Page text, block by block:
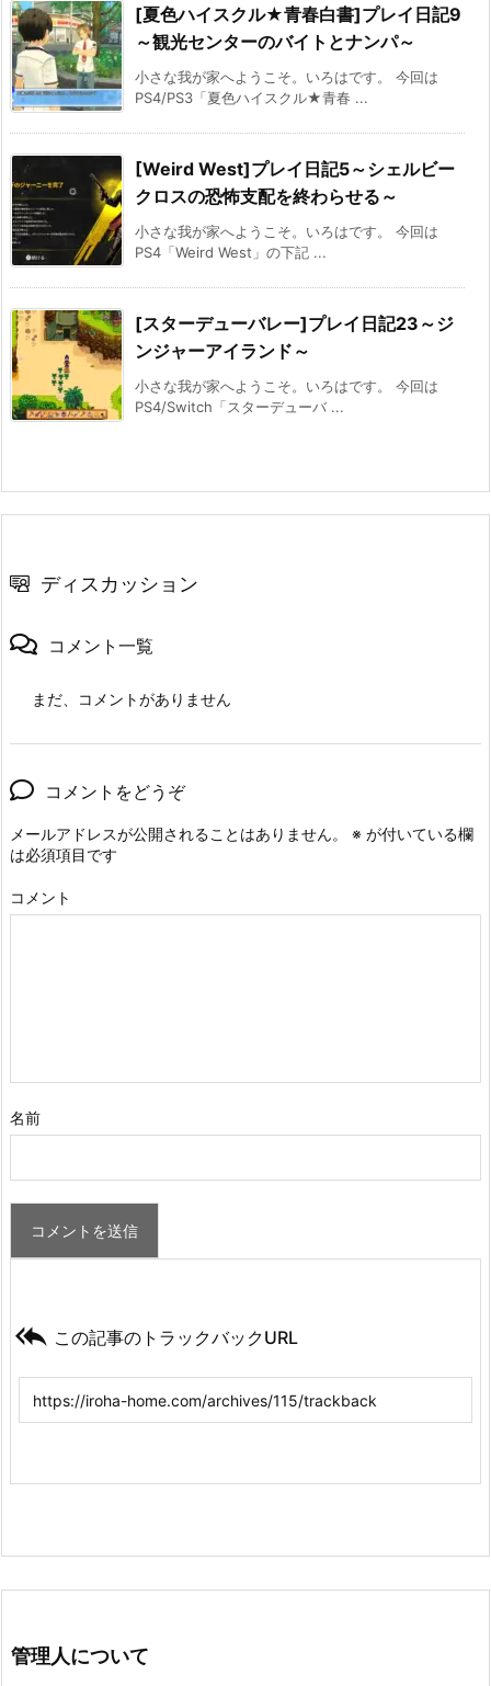
[夏色ハイスクル★青春白書]プレイ日記9
～観光センターのバイトとナンパ～
小さな我が家へようこそ。いろはです。 今回は
PS4/PS3「夏色ハイスクル★青春 ...
[Weird West]プレイ日記5～シェルビー
クロスの恐怖支配を終わらせる～
小さな我が家へようこそ。いろはです。 今回は
PS4「Weird West」の下記 ...
[スターデューバレー]プレイ日記23～ジ
ンジャーアイランド～
小さな我が家へようこそ。いろはです。 今回は
PS4/Switch「スターデューバ ...
ディスカッション
コメント一覧
まだ、コメントがありません
コメントをどうぞ
メールアドレスが公開されることはありません。 ※ が付いている欄
は必須項目です
コメント
名前
 この記事のトラックバックURL
管理人について